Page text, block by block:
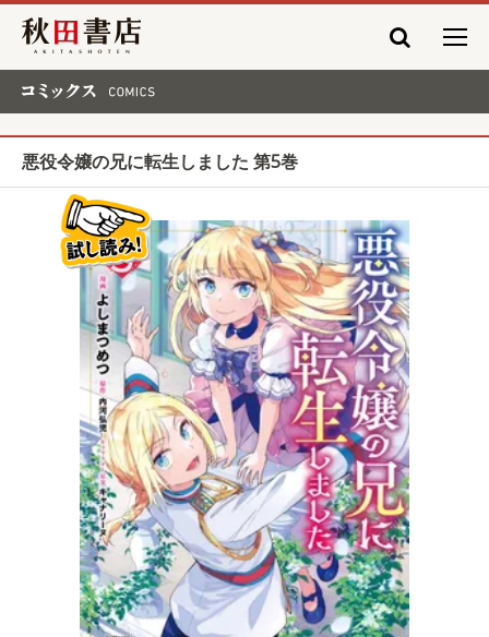
秋田書店
悪役令嬢の兄に転生しました 第5巻